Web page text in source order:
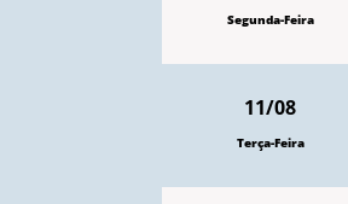
Segunda-Feira
11/08
Terça-Feira